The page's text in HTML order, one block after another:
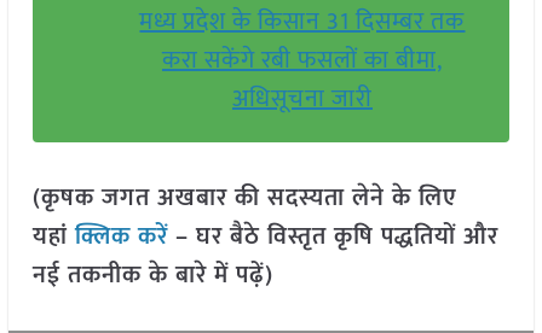
मध्य प्रदेश के किसान 31 दिसम्बर तक
करा सकेंगे रबी फसलों का बीमा,
अधिसूचना जारी
(कृषक जगत अखबार की सदस्यता लेने के लिए
यहांक्लिक करें– घर बैठे विस्तृत कृषि पद्धतियों और
नई तकनीक के बारे में पढ़ें)